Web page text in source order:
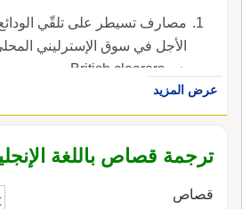
مصارف تسيطر على تلقّي
الأجل في سوق الإسترليني
هي British clearers.
عرض المزيد
ترجمة قصاص باللغة
قصاص